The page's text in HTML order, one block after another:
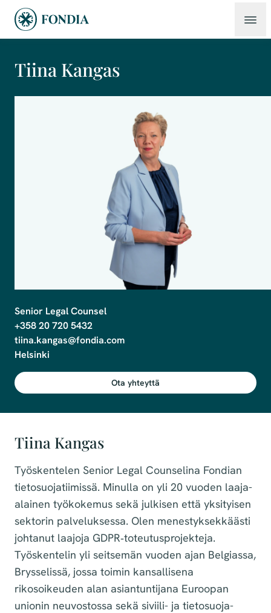
Tiina Kangas
Senior Legal Counsel
+358 20 720 5432
tiina.kangas@fondia.com
Helsinki
Ota yhteyttä
Tiina Kangas
Työskentelen Senior Legal Counselina Fondian
tietosuojatiimissä. Minulla on yli 20 vuoden laaja-
alainen työkokemus sekä julkisen että yksityisen
sektorin palveluksessa. Olen menestyksekkäästi
johtanut laajoja GDPR‑toteutusprojekteja.
Työskentelin yli seitsemän vuoden ajan Belgiassa,
Brysselissä, jossa toimin kansallisena
rikosoikeuden alan asiantuntijana Euroopan
unionin neuvostossa sekä siviili- ja tietosuoja-